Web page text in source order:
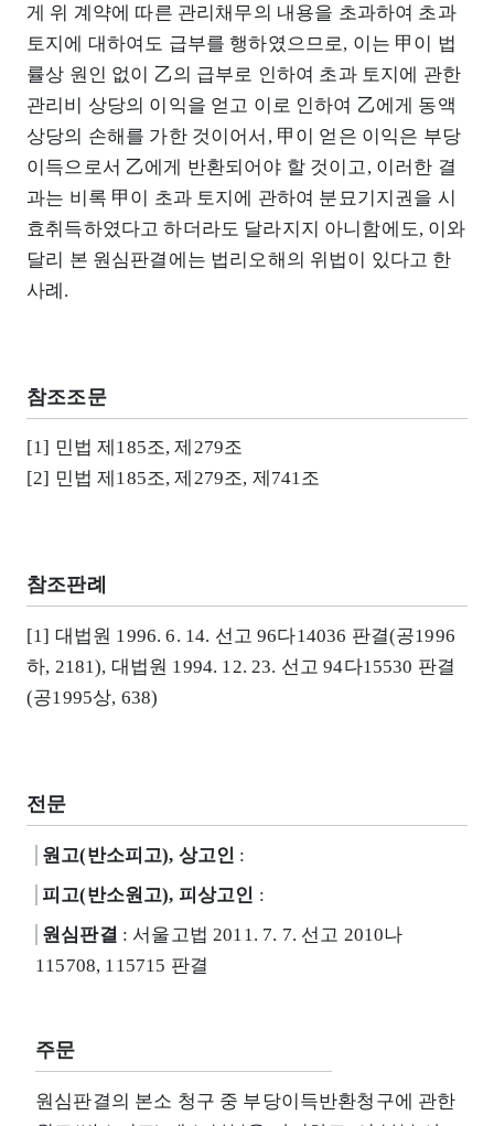
게 위 계약에 따른 관리채무의 내용을 초과하여 초과
토지에 대하여도 급부를 행하였으므로, 이는 甲이 법
률상 원인 없이 乙의 급부로 인하여 초과 토지에 관한
관리비 상당의 이익을 얻고 이로 인하여 乙에게 동액
상당의 손해를 가한 것이어서, 甲이 얻은 이익은 부당
이득으로서 乙에게 반환되어야 할 것이고, 이러한 결
과는 비록 甲이 초과 토지에 관하여 분묘기지권을 시
효취득하였다고 하더라도 달라지지 아니함에도, 이와
달리 본 원심판결에는 법리오해의 위법이 있다고 한
사례.
참조조문
[1] 민법 제185조, 제279조
[2] 민법 제185조, 제279조, 제741조
참조판례
[1] 대법원 1996. 6. 14. 선고 96다14036 판결(공1996
하, 2181), 대법원 1994. 12. 23. 선고 94다15530 판결
(공1995상, 638)
전문
원고(반소피고), 상고인 :
피고(반소원고), 피상고인 :
원심판결 : 서울고법 2011. 7. 7. 선고 2010나
115708, 115715 판결
주문
원심판결의 본소 청구 중 부당이득반환청구에 관한